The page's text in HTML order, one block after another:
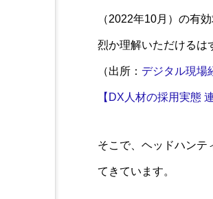
（2022年10月）の有
烈か理解いただけるは
（出所： デジタル現場
【DX人材の採用実態
そこで、ヘッドハンテ
てきています。